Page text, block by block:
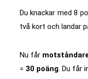
Du knackar med 8
två kort och landar
Nu får
= 30 poäng. Du får